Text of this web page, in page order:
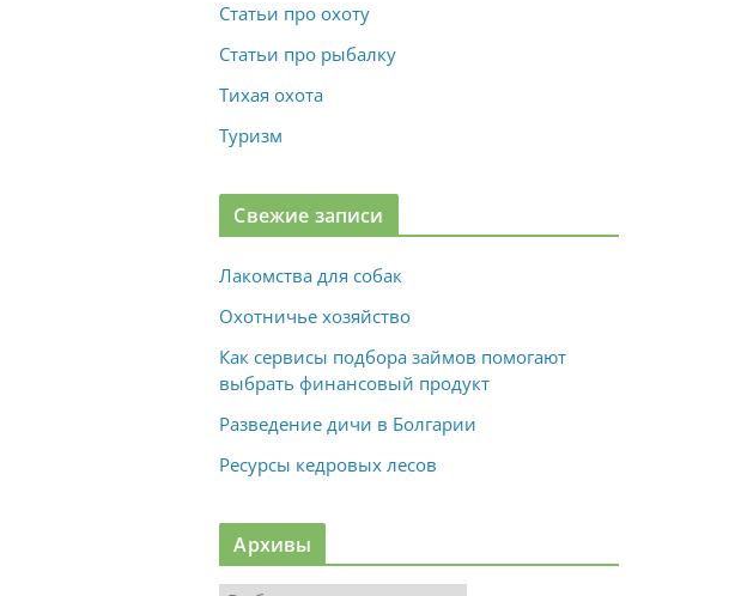
Статьи про охоту
Статьи про рыбалку
Тихая охота
Туризм
Свежие записи
Лакомства для собак
Охотничье хозяйство
Как сервисы подбора займов помогают
выбрать финансовый продукт
Разведение дичи в Болгарии
Ресурсы кедровых лесов
Архивы